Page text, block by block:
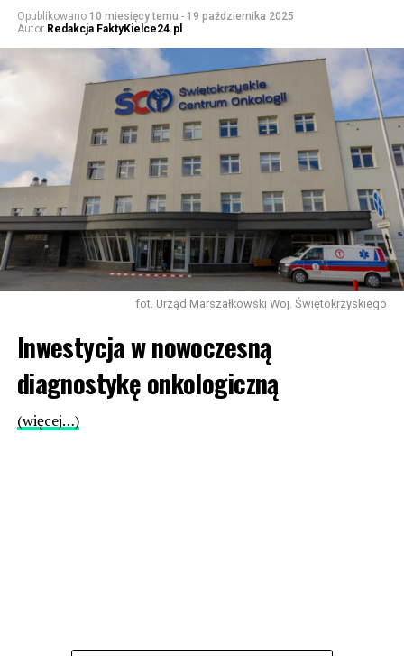
Opublikowano 10 miesięcy temu - 19 października 2025
Autor Redakcja FaktyKielce24.pl
fot. Urząd Marszałkowski Woj. Świętokrzyskiego
Inwestycja w nowoczesną
diagnostykę onkologiczną
(więcej…)